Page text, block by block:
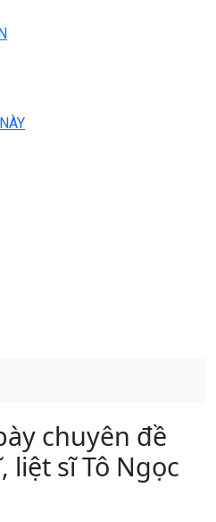
chuyên đề
liệt sĩ Tô Ngọc